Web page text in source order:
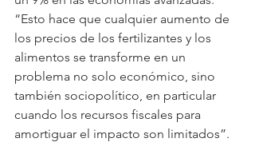
“Esto hace que cualquier aumento de
los precios de los fertilizantes y los
alimentos se transforme en un
problema no solo económico, sino
también sociopolítico, en particular
cuando los recursos fiscales para
amortiguar el impacto son limitados”.